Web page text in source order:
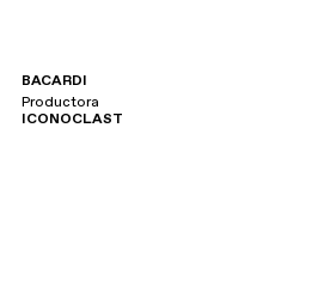
BACARDI
Productora
ICONOCLAST